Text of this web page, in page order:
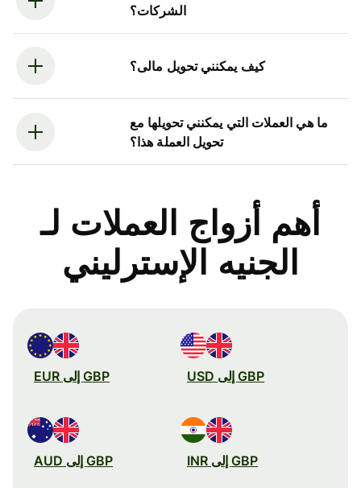
الشركات؟
كيف يمكنني تحويل مالى؟
ما هي العملات التي يمكنني تحويلها مع
تحويل العملة هذا؟
أهم أزواج العملات لـ
الجنيه الإسترليني
GBP إلى USD GBP إلى EUR
GBP إلى INR GBP إلى AUD